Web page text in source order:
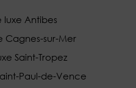
luxe Antibes
Cagnes-sur-Mer
Saint-Tropez
Paul-de-Vence